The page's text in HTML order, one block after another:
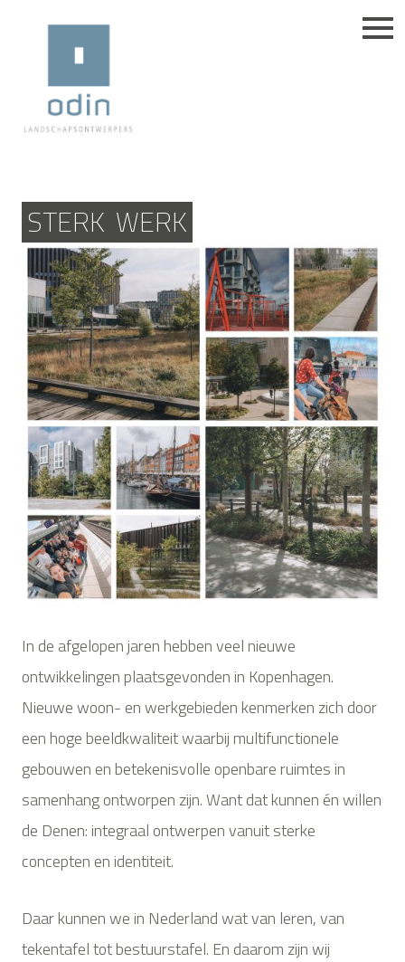
STERK WERK
In de afgelopen jaren hebben veel nieuwe
ontwikkelingen plaatsgevonden in Kopenhagen.
Nieuwe woon- en werkgebieden kenmerken zich door
een hoge beeldkwaliteit waarbij multifunctionele
gebouwen en betekenisvolle openbare ruimtes in
samenhang ontworpen zijn. Want dat kunnen én willen
de Denen: integraal ontwerpen vanuit sterke
concepten en identiteit.
Daar kunnen we in Nederland wat van leren, van
tekentafel tot bestuurstafel. En daarom zijn wij